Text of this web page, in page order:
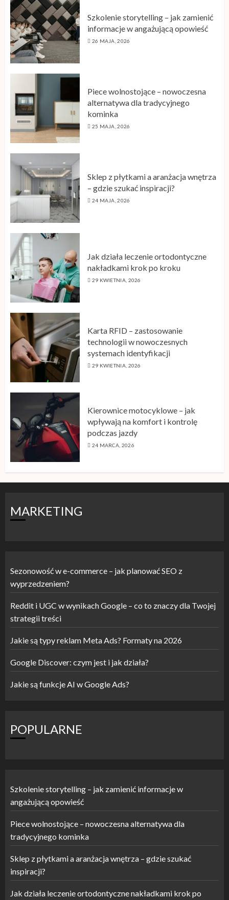
Szkolenie storytelling – jak zamienić
informacje w angażującą opowieść
26 MAJA, 2026
Piece wolnostojące – nowoczesna
alternatywa dla tradycyjnego
kominka
25 MAJA, 2026
Sklep z płytkami a aranżacja wnętrza
– gdzie szukać inspiracji?
24 MAJA, 2026
Jak działa leczenie ortodontyczne
nakładkami krok po kroku
29 KWIETNIA, 2026
Karta RFID – zastosowanie
technologii w nowoczesnych
systemach identyfikacji
29 KWIETNIA, 2026
Kierownice motocyklowe – jak
wpływają na komfort i kontrolę
podczas jazdy
24 MARCA, 2026
MARKETING
Sezonowość w e-commerce – jak planować SEO z
wyprzedzeniem?
Reddit i UGC w wynikach Google – co to znaczy dla Twojej
strategii treści
Jakie są typy reklam Meta Ads? Formaty na 2026
Google Discover: czym jest i jak działa?
Jakie są funkcje AI w Google Ads?
POPULARNE
Szkolenie storytelling – jak zamienić informacje w
angażującą opowieść
Piece wolnostojące – nowoczesna alternatywa dla
tradycyjnego kominka
Sklep z płytkami a aranżacja wnętrza – gdzie szukać
inspiracji?
Jak działa leczenie ortodontyczne nakładkami krok po